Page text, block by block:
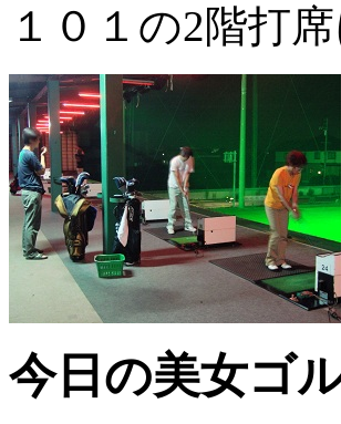
１０１の2階打
今日の美女ゴ